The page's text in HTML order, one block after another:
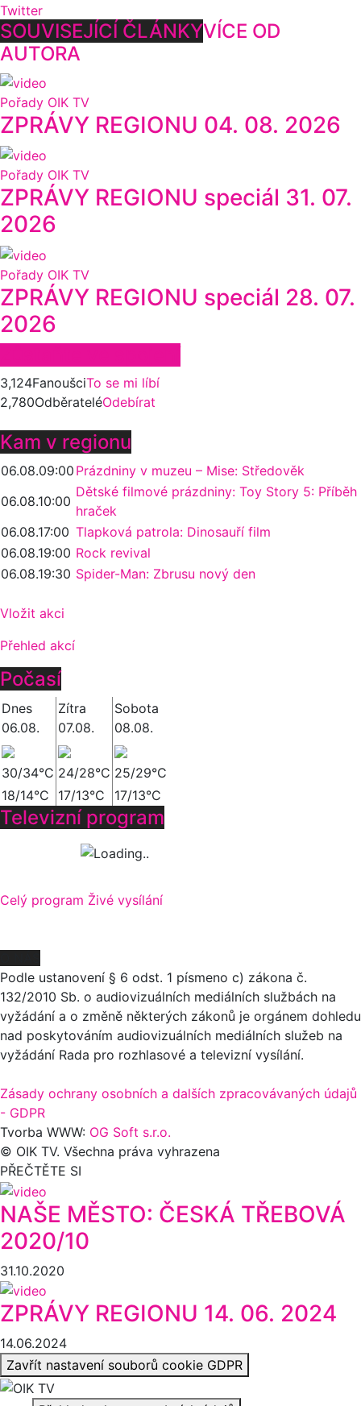
Twitter
SOUVISEJÍCÍ ČLÁNKYVÍCE OD
AUTORA
Pořady OIK TV
ZPRÁVY REGIONU 04. 08. 2026
Pořady OIK TV
ZPRÁVY REGIONU speciál 31. 07.
2026
Pořady OIK TV
ZPRÁVY REGIONU speciál 28. 07.
2026
3,124FanoušciTo se mi líbí
2,780OdběrateléOdebírat
Kam v regionu
06.08.09:00 Prázdniny v muzeu – Mise: Středověk
06.08.10:00
Dětské filmové prázdniny: Toy Story 5: Příběh
hraček
06.08.17:00 Tlapková patrola: Dinosauří film
06.08.19:00 Rock revival
06.08.19:30 Spider-Man: Zbrusu nový den
Vložit akci
Přehled akcí
Počasí
Dnes
06.08.
Zítra
07.08.
Sobota
08.08.
30/34°C 24/28°C 25/29°C
18/14°C
17/13°C 17/13°C
Televizní program
Celý program Živé vysílání
Podle ustanovení § 6 odst. 1 písmeno c) zákona č.
132/2010 Sb. o audiovizuálních mediálních službách na
vyžádání a o změně některých zákonů je orgánem dohledu
nad poskytováním audiovizuálních mediálních služeb na
vyžádání Rada pro rozhlasové a televizní vysílání.
Zásady ochrany osobních a dalších zpracovávaných údajů
- GDPR
Tvorba WWW: OG Soft s.r.o.
© OIK TV. Všechna práva vyhrazena
PŘEČTĚTE SI
NAŠE MĚSTO: ČESKÁ TŘEBOVÁ
2020/10
31.10.2020
ZPRÁVY REGIONU 14. 06. 2024
14.06.2024
Zavřít nastavení souborů cookie GDPR